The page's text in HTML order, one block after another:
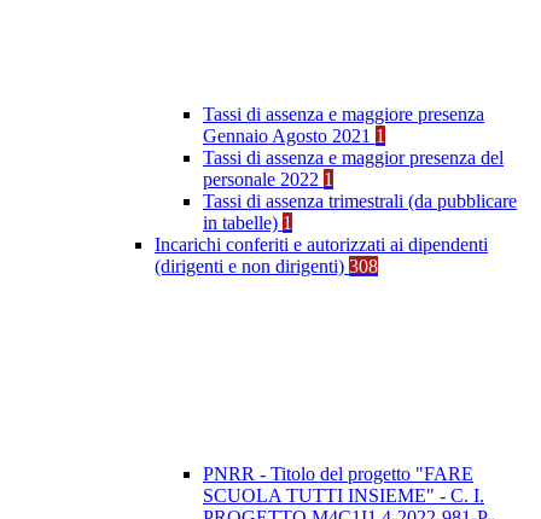
Tassi di assenza e maggiore presenza
Gennaio Agosto 2021 1
Tassi di assenza e maggior presenza del
personale 2022 1
Tassi di assenza trimestrali (da pubblicare
in tabelle) 1
Incarichi conferiti e autorizzati ai dipendenti
(dirigenti e non dirigenti) 308
PNRR - Titolo del progetto "FARE
SCUOLA TUTTI INSIEME" - C. I.